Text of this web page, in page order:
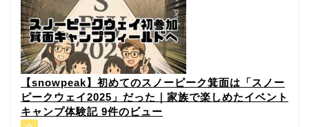
【snowpeak】初めてのスノーピーク箕面は「スノー
ピークウェイ2025」だった｜家族で楽しめたイベント
キャンプ体験記 9件のビュー